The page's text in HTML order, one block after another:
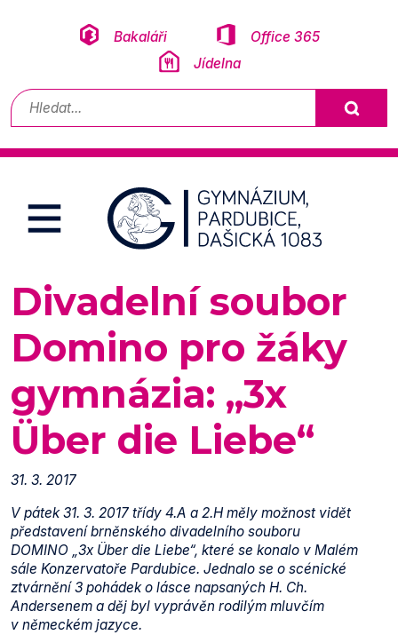
Bakaláři
Office 365
Jídelna
Vyhledávání
Divadelní soubor
Domino pro žáky
gymnázia: „3x
Über die Liebe“
31. 3. 2017
V pátek 31. 3. 2017 třídy 4.A a 2.H měly možnost vidět
představení brněnského divadelního souboru
DOMINO „3x Über die Liebe“, které se konalo v Malém
sále Konzervatoře Pardubice. Jednalo se o scénické
ztvárnění 3 pohádek o lásce napsaných H. Ch.
Andersenem a děj byl vyprávěn rodilým mluvčím
v německém jazyce.